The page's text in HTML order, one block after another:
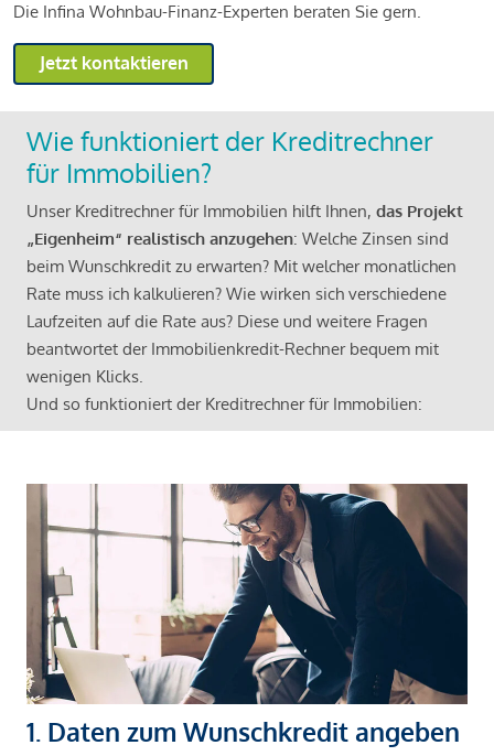
Die Infina Wohnbau-Finanz-Experten beraten Sie gern.
Jetzt kontaktieren
Wie funktioniert der Kreditrechner
für Immobilien?
Unser Kreditrechner für Immobilien hilft Ihnen, das Projekt
„Eigenheim“ realistisch anzugehen: Welche Zinsen sind
beim Wunschkredit zu erwarten? Mit welcher monatlichen
Rate muss ich kalkulieren? Wie wirken sich verschiedene
Laufzeiten auf die Rate aus? Diese und weitere Fragen
beantwortet der Immobilienkredit-Rechner bequem mit
wenigen Klicks.
Und so funktioniert der Kreditrechner für Immobilien:
1. Daten zum Wunschkredit angeben